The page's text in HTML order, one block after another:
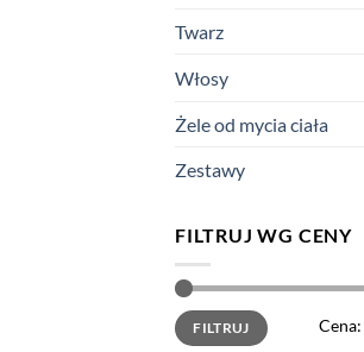
Twarz
Włosy
Żele od mycia ciała
Zestawy
FILTRUJ WG CENY
Cena
min
Cena
maxFILTRUJ Cena: